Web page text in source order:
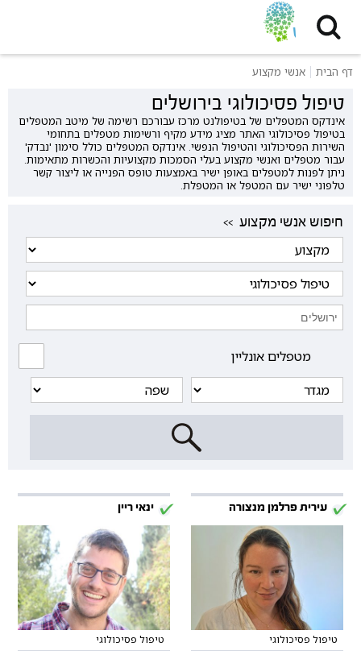
דף הבית אנשי מקצוע
טיפול פסיכולוגי בירושלים
אינדקס המטפלים של בטיפולנט מרכז עבורכם רשימה של מיטב המטפלים
בטיפול פסיכולוגי האתר מציג מידע מקיף ורשימות מטפלים בתחומי
השירות הפסיכולוגי והטיפול הנפשי. אינדקס המטפלים כולל סימון 'נבדק'
עבור מטפלים ואנשי מקצוע בעלי הסמכות מקצועיות והכשרות מתאימות.
ניתן לפנות למטפלים באופן ישיר באמצעות טופס הפנייה או ליצור קשר
טלפוני ישיר עם המטפל או המטפלת.
<< חיפוש אנשי מקצוע
מטפלים אונליין
עירית פרלמן מנצורה
טיפול פסיכולוגי
ינאי ריין
טיפול פסיכולוגי